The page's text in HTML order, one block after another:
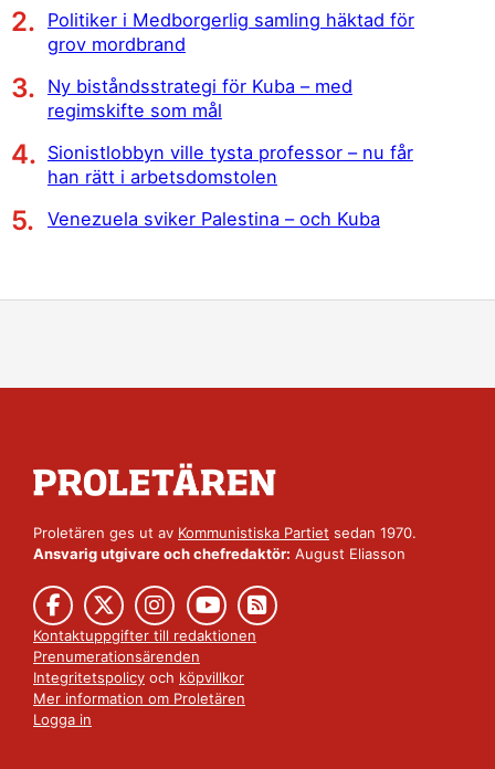
Politiker i Medborgerlig samling häktad för
grov mordbrand
Ny biståndsstrategi för Kuba – med
regimskifte som mål
Sionistlobbyn ville tysta professor – nu får
han rätt i arbetsdomstolen
Venezuela sviker Palestina – och Kuba
Proletären ges ut av Kommunistiska Partiet sedan 1970.
Ansvarig utgivare och chefredaktör: August Eliasson
Kontaktuppgifter till redaktionen
Prenumerationsärenden
Integritetspolicy och köpvillkor
Mer information om Proletären
Logga in